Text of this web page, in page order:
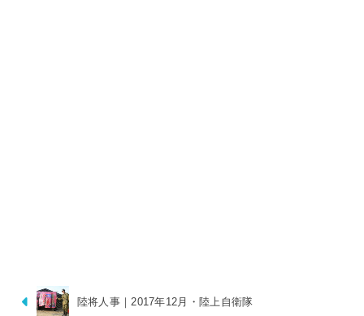
陸将人事｜2017年12月・陸上自衛隊